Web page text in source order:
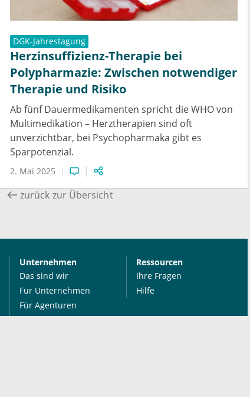
DGK-Jahrestagung
Herzinsuffizienz-Therapie bei
Polypharmazie: Zwischen notwendiger
Therapie und Risiko
Ab fünf Dauermedikamenten spricht die WHO von
Multimedikation – Herztherapien sind oft
unverzichtbar, bei Psychopharmaka gibt es
Sparpotenzial.
2. Mai 2025
zurück zur Übersicht
Unternehmen
Das sind wir
Für Unternehmen
Für Agenturen
Ressourcen
Ihre Fragen
Hilfe